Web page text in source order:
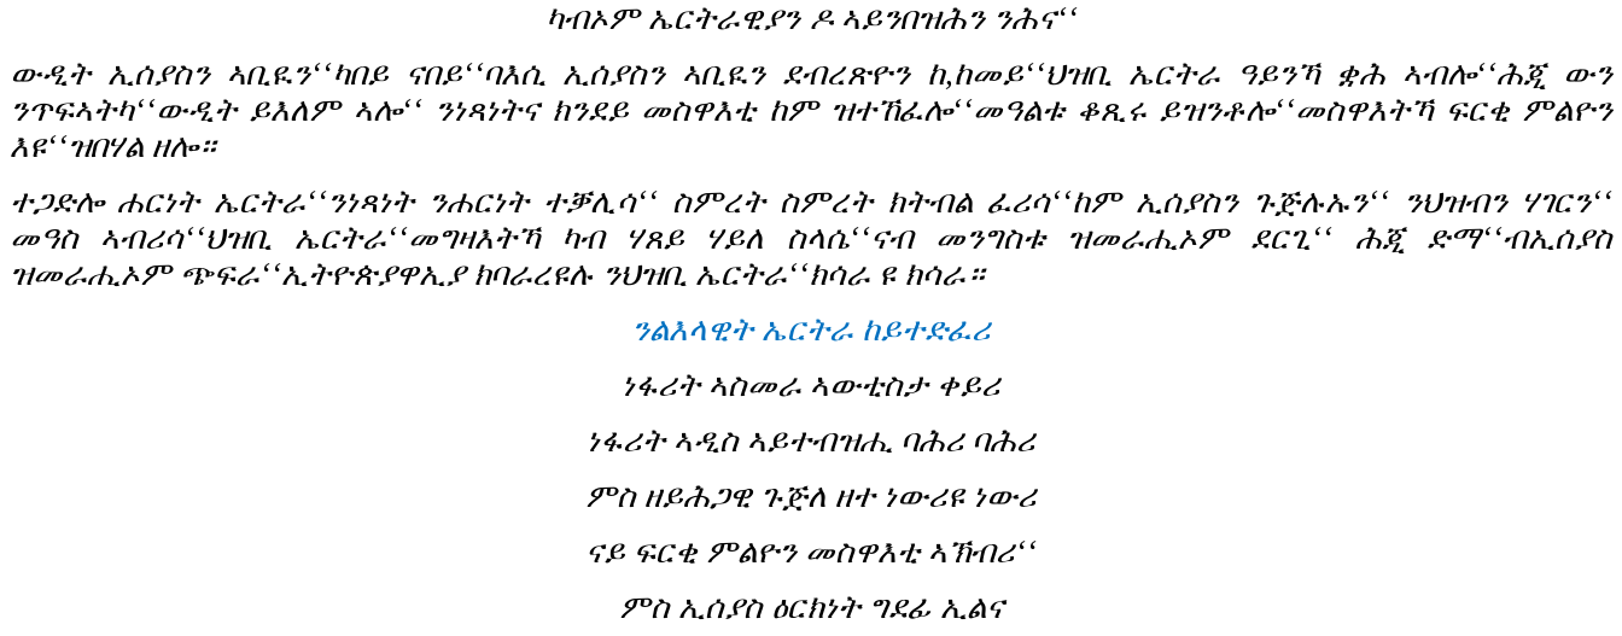
ካብኦም ኤርትራዊያን ዶ ኣይንበዝሕን ንሕና‘‘
ውዲት ኢሰያስን ኣቢዪን‘‘ካበይ ናበይ‘‘ባእሲ ኢሰያስን ኣቢዪን ደብረጽዮን ከ,ከመይ‘‘ህዝቢ ኤርትራ ዓይንኻ ቋሕ ኣብሎ‘‘ሕጂ ውን
ንጥፍኣትካ‘‘ውዲት ይእለም ኣሎ‘‘ ንነጻነትና ክንደይ መስዋእቲ ከም ዝተኸፈሎ‘‘መዓልቱ ቆጺሩ ይዝንቶሎ‘‘መስዋእትኻ ፍርቂ ምልዮን
እዩ‘‘ዝበሃል ዘሎ።
ተጋድሎ ሐርነት ኤርትራ‘‘ንነጻነት ንሐርነት ተቓሊሳ‘‘ ስምረት ስምረት ክትብል ፈሪሳ‘‘ከም ኢሰያስን ጉጅሉኡን‘‘ ንህዝብን ሃገርን‘‘
መዓስ ኣብሪሳ‘‘ህዝቢ ኤርትራ‘‘መግዛእትኻ ካብ ሃጸይ ሃይለ ስላሴ‘‘ናብ መንግስቱ ዝመራሒኦም ደርጊ‘‘ ሕጂ ድማ‘‘ብኢሰያስ
ዝመራሒኦም ጭፍራ‘‘ኢትዮጵያዋኢያ ክባራረዩሉ ንህዝቢ ኤርትራ‘‘ክሳራ ዩ ክሳራ።
ንልእላዊት ኤርትራ ከይተድፈሪ
ነፋሪት ኣስመራ ኣውቲስታ ቀይሪ
ነፋሪት ኣዲስ ኣይተብዝሒ ባሕሪ ባሕሪ
ምስ ዘይሕጋዊ ጉጅለ ዘተ ነውሪዩ ነውሪ
ናይ ፍርቂ ምልዮን መስዋእቲ ኣኽብሪ‘‘
ምስ ኢሰያስ ዕርክነት ግደፊ ኢልና